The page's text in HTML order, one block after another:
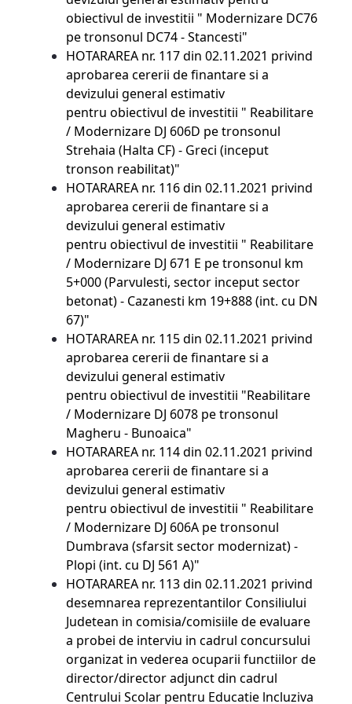
obiectivul de investitii " Modernizare DC76
pe tronsonul DC74 - Stancesti"
HOTARAREA nr. 117 din 02.11.2021 privind
aprobarea cererii de finantare si a
devizului general estimativ
pentru obiectivul de investitii " Reabilitare
/ Modernizare DJ 606D pe tronsonul
Strehaia (Halta CF) - Greci (inceput
tronson reabilitat)"
HOTARAREA nr. 116 din 02.11.2021 privind
aprobarea cererii de finantare si a
devizului general estimativ
pentru obiectivul de investitii " Reabilitare
/ Modernizare DJ 671 E pe tronsonul km
5+000 (Parvulesti, sector inceput sector
betonat) - Cazanesti km 19+888 (int. cu DN
67)"
HOTARAREA nr. 115 din 02.11.2021 privind
aprobarea cererii de finantare si a
devizului general estimativ
pentru obiectivul de investitii "Reabilitare
/ Modernizare DJ 6078 pe tronsonul
Magheru - Bunoaica"
HOTARAREA nr. 114 din 02.11.2021 privind
aprobarea cererii de finantare si a
devizului general estimativ
pentru obiectivul de investitii " Reabilitare
/ Modernizare DJ 606A pe tronsonul
Dumbrava (sfarsit sector modernizat) -
Plopi (int. cu DJ 561 A)"
HOTARAREA nr. 113 din 02.11.2021 privind
desemnarea reprezentantilor Consiliului
Judetean in comisia/comisiile de evaluare
a probei de interviu in cadrul concursului
organizat in vederea ocuparii functiilor de
director/director adjunct din cadrul
Centrului Scolar pentru Educatie lncluziva